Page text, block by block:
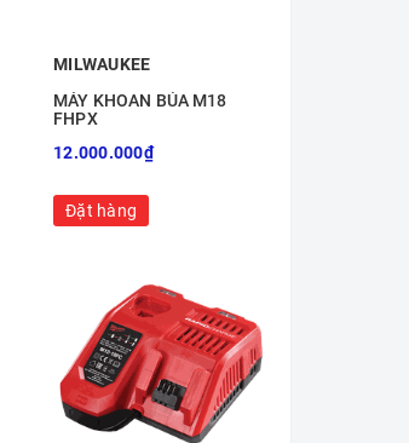
MILWAUKEE
MÁY KHOAN BÚA M18
FHPX
12.000.000₫
Đặt hàng